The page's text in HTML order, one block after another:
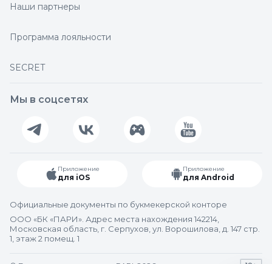
Наши партнеры
Программа лояльности
SECRET
Мы в соцсетях
Приложение
для iOS
Приложение
для Android
Официальные документы по букмекерской конторе
ООО «БК «ПАРИ». Адрес места нахождения 142214,
Московская область, г. Серпухов, ул. Ворошилова, д. 147 стр.
1, этаж 2 помещ. 1